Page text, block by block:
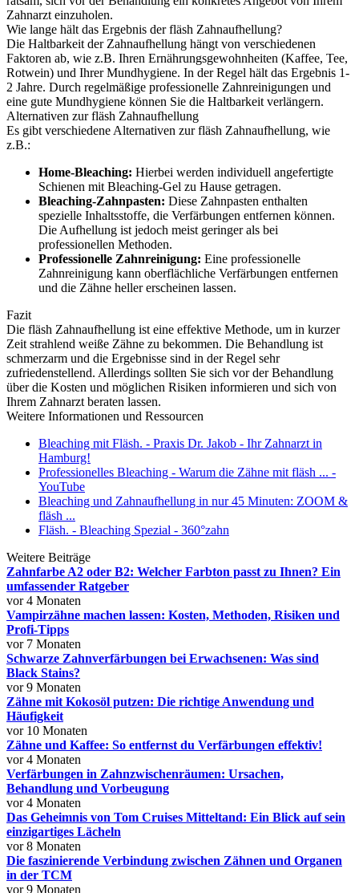
Zahnarzt einzuholen.
Wie lange hält das Ergebnis der fläsh Zahnaufhellung?
Die Haltbarkeit der Zahnaufhellung hängt von verschiedenen
Faktoren ab, wie z.B. Ihren Ernährungsgewohnheiten (Kaffee, Tee,
Rotwein) und Ihrer Mundhygiene. In der Regel hält das Ergebnis 1-
2 Jahre. Durch regelmäßige professionelle Zahnreinigungen und
eine gute Mundhygiene können Sie die Haltbarkeit verlängern.
Alternativen zur fläsh Zahnaufhellung
Es gibt verschiedene Alternativen zur fläsh Zahnaufhellung, wie
z.B.:
Home-Bleaching: Hierbei werden individuell angefertigte
Schienen mit Bleaching-Gel zu Hause getragen.
Bleaching-Zahnpasten: Diese Zahnpasten enthalten
spezielle Inhaltsstoffe, die Verfärbungen entfernen können.
Die Aufhellung ist jedoch meist geringer als bei
professionellen Methoden.
Professionelle Zahnreinigung: Eine professionelle
Zahnreinigung kann oberflächliche Verfärbungen entfernen
und die Zähne heller erscheinen lassen.
Fazit
Die fläsh Zahnaufhellung ist eine effektive Methode, um in kurzer
Zeit strahlend weiße Zähne zu bekommen. Die Behandlung ist
schmerzarm und die Ergebnisse sind in der Regel sehr
zufriedenstellend. Allerdings sollten Sie sich vor der Behandlung
über die Kosten und möglichen Risiken informieren und sich von
Ihrem Zahnarzt beraten lassen.
Weitere Informationen und Ressourcen
Bleaching mit Fläsh. - Praxis Dr. Jakob - Ihr Zahnarzt in
Hamburg!
Professionelles Bleaching - Warum die Zähne mit fläsh ... -
YouTube
Bleaching und Zahnaufhellung in nur 45 Minuten: ZOOM &
fläsh ...
Fläsh. - Bleaching Spezial - 360°zahn
Weitere Beiträge
Zahnfarbe A2 oder B2: Welcher Farbton passt zu Ihnen? Ein
umfassender Ratgeber
vor 4 Monaten
Vampirzähne machen lassen: Kosten, Methoden, Risiken und
Profi-Tipps
vor 7 Monaten
Schwarze Zahnverfärbungen bei Erwachsenen: Was sind
Black Stains?
vor 9 Monaten
Zähne mit Kokosöl putzen: Die richtige Anwendung und
Häufigkeit
vor 10 Monaten
Zähne und Kaffee: So entfernst du Verfärbungen effektiv!
vor 4 Monaten
Verfärbungen in Zahnzwischenräumen: Ursachen,
Behandlung und Vorbeugung
vor 4 Monaten
Das Geheimnis von Tom Cruises Mitteltand: Ein Blick auf sein
einzigartiges Lächeln
vor 8 Monaten
Die faszinierende Verbindung zwischen Zähnen und Organen
in der TCM
vor 9 Monaten